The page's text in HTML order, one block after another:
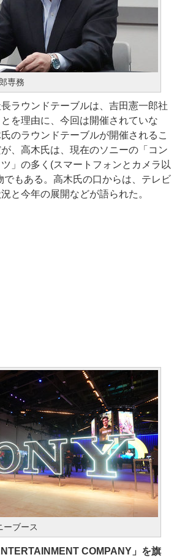
専務
ラウンドテーブルは、吉田憲一郎社
を理由に、今回は開催されていな
のラウンドテーブルが開催されるこ
、高木氏は、現在のソニーの「コン
」の多く(スマートフォンとカメラ以
でもある。高木氏の口からは、テレビ
と今年の展開などが語られた。
ーブース
COMPANY」を旗